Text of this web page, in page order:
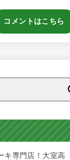
コメントはこちら
キ専門店！大室高